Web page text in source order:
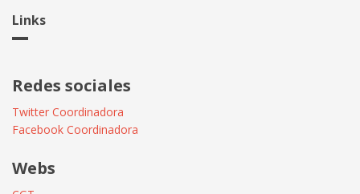
Links
Redes sociales
Twitter Coordinadora
Facebook Coordinadora
Webs